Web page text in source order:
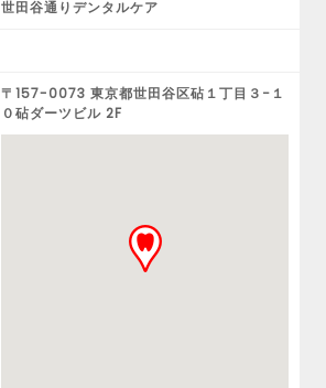
世田谷通りデンタルケア
〒157-0073 東京都世田谷区砧１丁目３−１
０砧ダーツビル 2F